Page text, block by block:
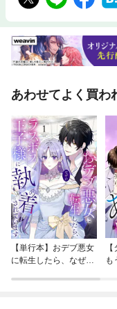
あわせてよく買わ
【単行本】おデブ悪女
に転生したら、なぜか
も